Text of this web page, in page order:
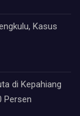
Kasus
di Kepahiang
Persen